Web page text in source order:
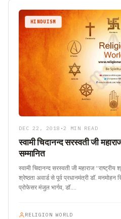
HINDUISM
DEC 22, 2018 •2 MIN READ
स्वामी चिदानन्द सरस्वती जी
सम्मानित
स्वामी चिदानन्द सरस्वती जी महाराज ’’राष्ट्रीय
श्रेष्ठता अवार्ड से पूर्व प्रधानमंत्री डाॅ. मनमोहन
प्रोफेसर मंजुल भार्गव, डाॅ.…
RELIGION WORLD